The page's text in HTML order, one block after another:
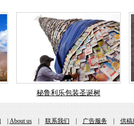
秘鲁利乐包装圣诞树
|About us|联系我们|广告服务|供稿